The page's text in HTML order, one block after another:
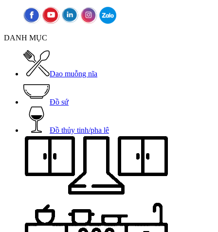
DANH MỤC
Dao muỗng nĩa
Đồ sứ
Đồ thủy tinh/pha lê